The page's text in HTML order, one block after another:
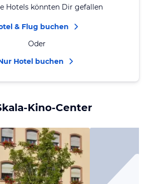
Hotels könnten Dir gefallen
& Flug buchen
Oder
Hotel buchen
Kino-Center